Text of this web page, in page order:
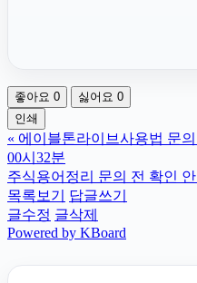
좋아요 0 싫어요 0
인쇄
« 에이블톤라이브사용법 문
00시32분
주식용어정리 문의 전 확인
목록보기
답글쓰기
글수정 글삭제
Powered by KBoard